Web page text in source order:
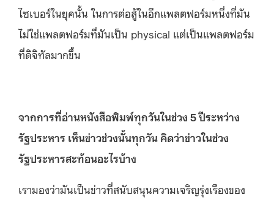
ไซเบอร์ในยุคนั้น ในการต่อสู้ในอีกแพลตฟอร์มหนึ่งที่มัน
ไม่ใช่แพลตฟอร์มที่มันเป็น physical แต่เป็นแพลตฟอร์ม
ที่ดิจิทัลมากขึ้น
จากการที่อ่านหนังสือพิมพ์ทุกวันในช่วง 5ปีระหว่าง
รัฐประหาร เห็นข่าวช่วงนั้นทุกวัน คิดว่าข่าวในช่วง
รัฐประหารสะท้อนอะไรบ้าง
เรามองว่ามันเป็นข่าวที่สนับสนุนความเจริญรุ่งเรืองของ